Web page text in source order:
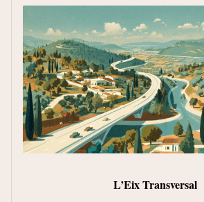
L’Eix Transversal